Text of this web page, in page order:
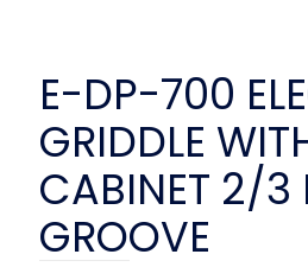
E-DP-700
GRIDDLE
CABINET 2/3
GROOVE